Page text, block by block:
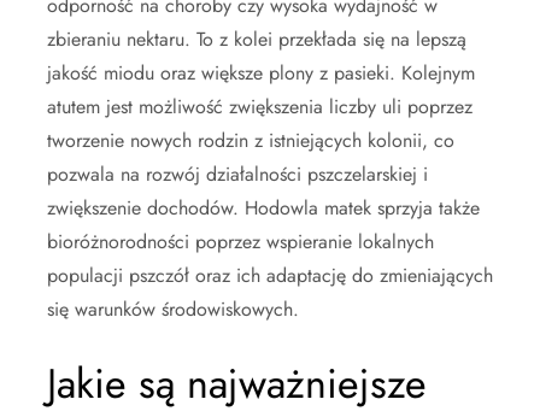
zbieraniu nektaru. To z kolei przekłada się na lepszą
jakość miodu oraz większe plony z pasieki. Kolejnym
atutem jest możliwość zwiększenia liczby uli poprzez
tworzenie nowych rodzin z istniejących kolonii, co
pozwala na rozwój działalności pszczelarskiej i
zwiększenie dochodów. Hodowla matek sprzyja także
bioróżnorodności poprzez wspieranie lokalnych
populacji pszczół oraz ich adaptację do zmieniających
się warunków środowiskowych.
Jakie są najważniejsze